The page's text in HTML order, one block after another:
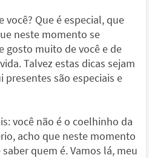
você? Que é especial, que
neste momento se
gosto muito de você e de
Talvez estas dicas sejam
são especiais e
você não é o coelhinho da
acho que neste momento
quem é. Vamos lá, meu